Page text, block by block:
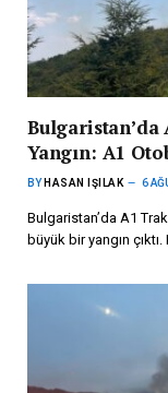
Bulgaristan’da
Yangın: A1
BY HASAN IŞILAK 6
Bulgaristan’da A1
büyük bir yangın